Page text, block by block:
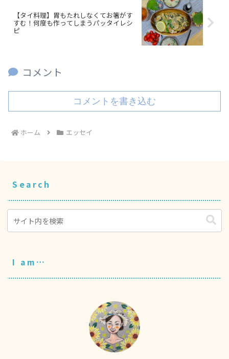
【タイ料理】胃もたれしなくてお箸がす
すむ！何度も作ってしまうパッタイレシ
ピ
コメント
コメントを書き込む
ホーム エッセイ
Search
I am…